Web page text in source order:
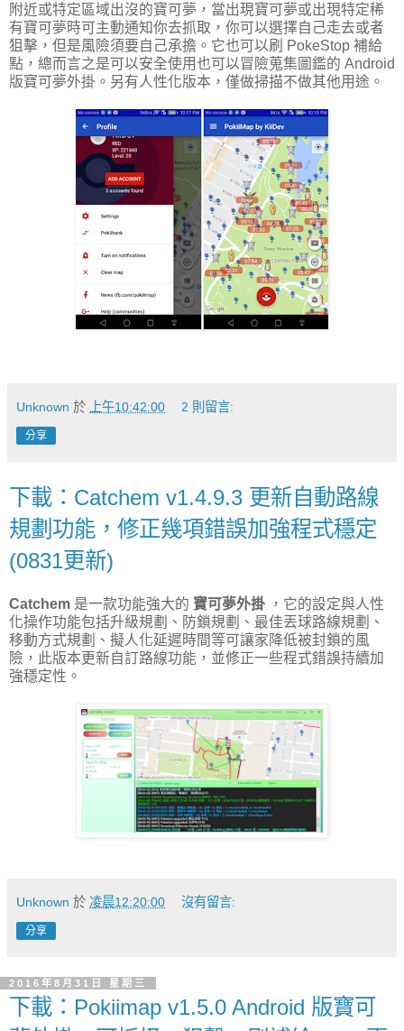
附近或特定區域出沒的寶可夢，當出現寶可夢或出現特定稀
有寶可夢時可主動通知你去抓取，你可以選擇自己走去或者
狙擊，但是風險須要自己承擔。它也可以刷 PokeStop 補給
點，總而言之是可以安全使用也可以冒險蒐集圖鑑的 Android
版寶可夢外掛。另有人性化版本，僅做掃描不做其他用途。
Unknown 於 上午10:42:00 2 則留言:
分享
下載：Catchem v1.4.9.3 更新自動路線
規劃功能，修正幾項錯誤加強程式穩定
(0831更新)
Catchem 是一款功能強大的 寶可夢外掛 ，它的設定與人性
化操作功能包括升級規劃、防鎖規劃、最佳丟球路線規劃、
移動方式規劃、擬人化延遲時間等可讓家降低被封鎖的風
險，此版本更新自訂路線功能，並修正一些程式錯誤持續加
強穩定性。
Unknown 於 凌晨12:20:00 沒有留言:
分享
2016年8月31日 星期三
下載：Pokiimap v1.5.0 Android 版寶可